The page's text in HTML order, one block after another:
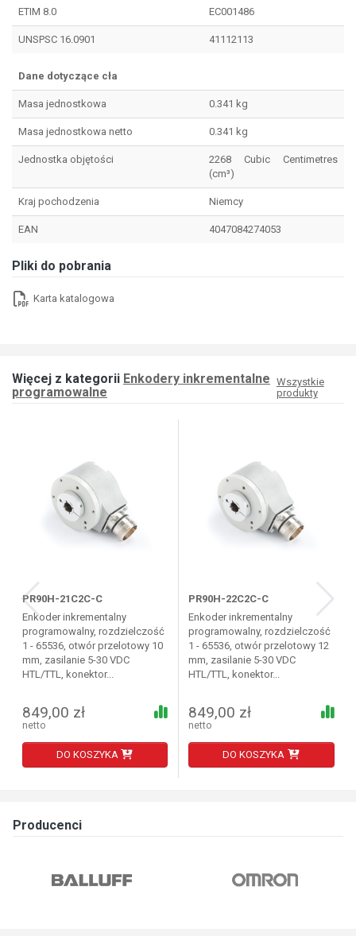
ETIM 8.0 EC001486
UNSPSC 16.0901 41112113
Dane dotyczące cła
Masa jednostkowa 0.341 kg
Masa jednostkowa netto 0.341 kg
Jednostka objętości
2268 Cubic Centimetres
(cm³)
Kraj pochodzenia Niemcy
EAN 4047084274053
Pliki do pobrania
Karta katalogowa
Więcej z kategorii Enkodery inkrementalne
programowalne
Wszystkie
produkty
PR90H-21C2C-C
Enkoder inkrementalny
programowalny, rozdzielczość
1 - 65536, otwór przelotowy 10
mm, zasilanie 5-30 VDC
HTL/TTL, konektor...
849,00 zł
netto
DO KOSZYKA
PR90H-22C2C-C
Enkoder inkrementalny
programowalny, rozdzielczość
1 - 65536, otwór przelotowy 12
mm, zasilanie 5-30 VDC
HTL/TTL, konektor...
849,00 zł
netto
DO KOSZYKA
Producenci